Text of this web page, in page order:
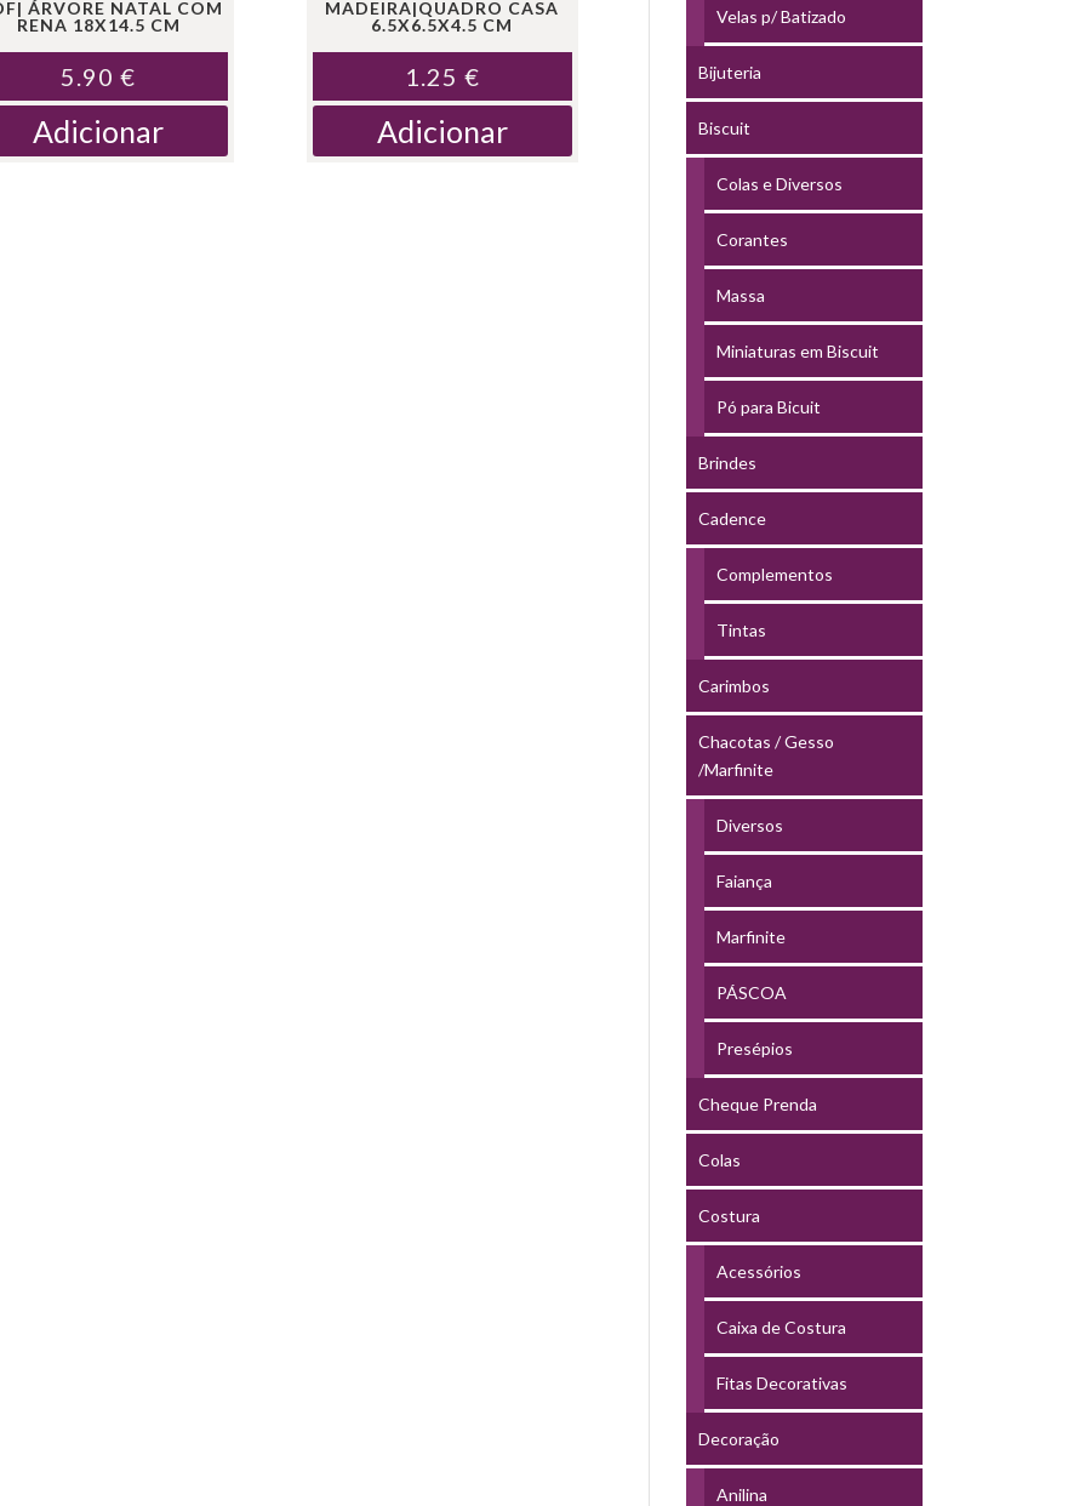
ÁRVORE NATAL COM
RENA 18X14.5 CM
5.90€
Adicionar
MADEIRA|QUADRO CASA
6.5X6.5X4.5 CM
1.25 €
Adicionar
Velas p/ Batizado
Bijuteria
Biscuit
Colas e Diversos
Corantes
Massa
Miniaturas em Biscuit
Pó para Bicuit
Brindes
Cadence
Complementos
Tintas
Carimbos
Chacotas / Gesso
/Marfinite
Diversos
Faiança
Marfinite
PÁSCOA
Presépios
Cheque Prenda
Colas
Costura
Acessórios
Caixa de Costura
Fitas Decorativas
Decoração
Anilina